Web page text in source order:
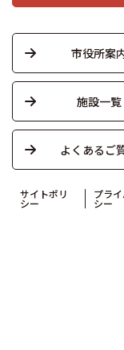
市役所案
施設一覧
よくあるご
サイトポリ
シー
プラ
シー